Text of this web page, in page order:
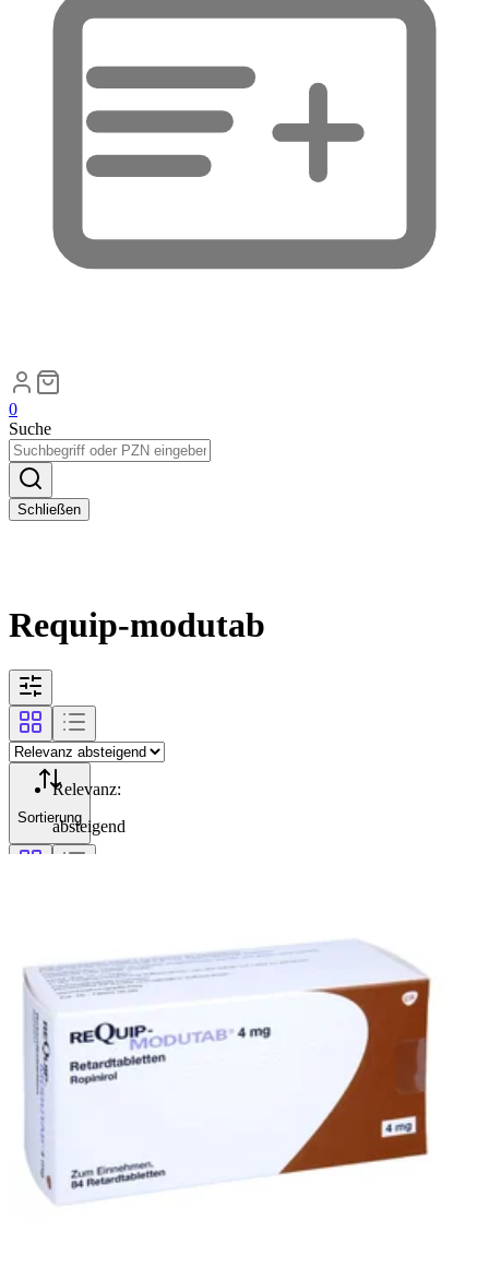
0
Suche
Schließen
Requip-modutab
Sortierung
Relevanz:
absteigend